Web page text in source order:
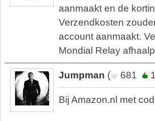
aanmaakt en de
Verzendkosten
account aanmaakt.
Mondial Relay
Jumpman ( 681
Bij Amazon.nl met